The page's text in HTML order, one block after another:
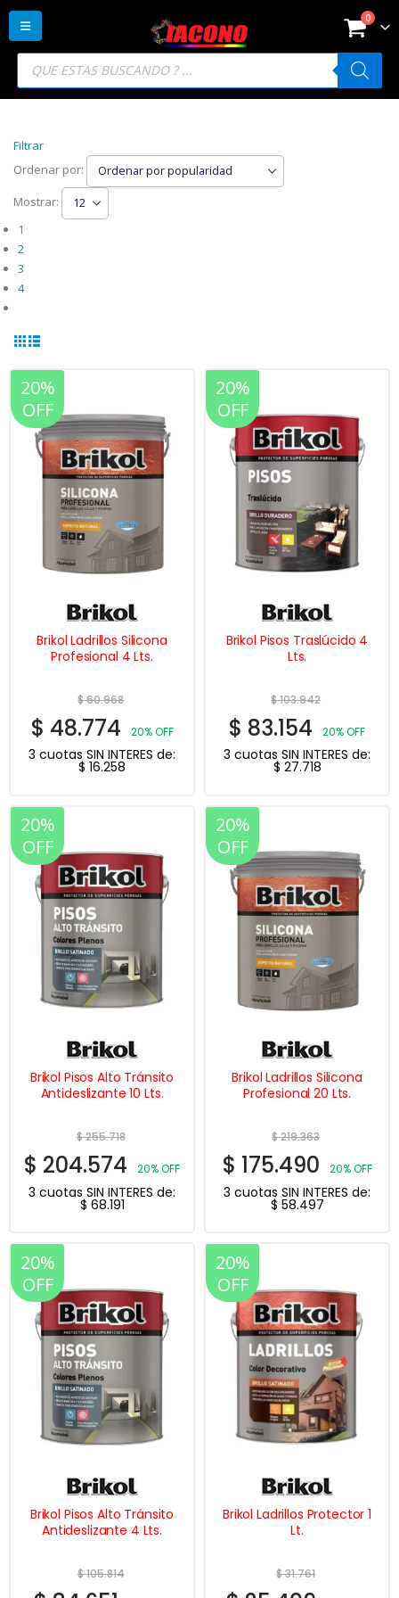
Búsqueda
productos
0
Filtrar
Ordenar por:
Mostrar:
1
2
3
4
20%
OFF
Brikol Ladrillos Silicona
Profesional 4 Lts.
$60.968
$ 48.774 20% OFF
3 cuotas SIN INTERES de:
$ 16.258
20%
OFF
Brikol Pisos Traslúcido 4
Lts.
$103.942
$ 83.154 20% OFF
3 cuotas SIN INTERES de:
$ 27.718
20%
OFF
Brikol Pisos Alto Tránsito
Antideslizante 10 Lts.
$255.718
$ 204.574 20% OFF
3 cuotas SIN INTERES de:
$ 68.191
20%
OFF
Brikol Ladrillos Silicona
Profesional 20 Lts.
$219.363
$ 175.490 20% OFF
3 cuotas SIN INTERES de:
$ 58.497
20%
OFF
Brikol Pisos Alto Tránsito
Antideslizante 4 Lts.
$105.814
20%
OFF
Brikol Ladrillos Protector 1
Lt.
$31.761